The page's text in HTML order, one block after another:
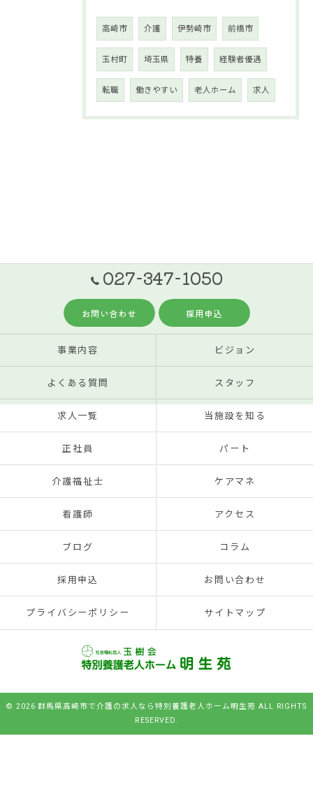
高崎市 介護 伊勢崎市 前橋市
玉村町 埼玉県 特養 経験者優遇
転職 働きやすい 老人ホーム 求人
027-347-1050
お問い合わせ 採用申込
事業内容 ビジョン
よくある質問 スタッフ
求人一覧 当施設を知る
正社員 パート
介護福祉士 ケアマネ
看護師 アクセス
ブログ コラム
採用申込 お問い合わせ
プライバシーポリシー サイトマップ
© 2026 群馬県高崎市で介護の求人なら特別養護老人ホーム明生苑 ALL RIGHTS
RESERVED.